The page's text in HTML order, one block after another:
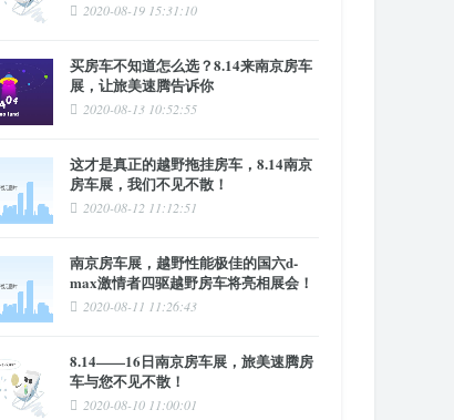
2020-08-19 15:31:10
买房车不知道怎么选？8.14来南京房车
展，让旅美速腾告诉你
2020-08-13 10:52:55
这才是真正的越野拖挂房车，8.14南京
房车展，我们不见不散！
2020-08-12 11:12:51
南京房车展，越野性能极佳的国六d-
max激情者四驱越野房车将亮相展会！
2020-08-11 11:26:43
8.14——16日南京房车展，旅美速腾房
车与您不见不散！
2020-08-10 11:00:01